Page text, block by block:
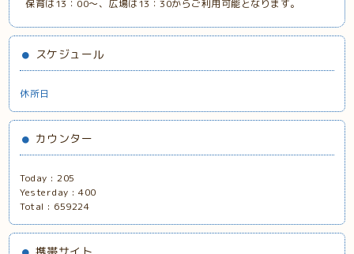
保育は13：00～、広場は13：30からご利用可能となります。
スケジュール
休所日
カウンター
Today :205
Yesterday :400
Total : 659224